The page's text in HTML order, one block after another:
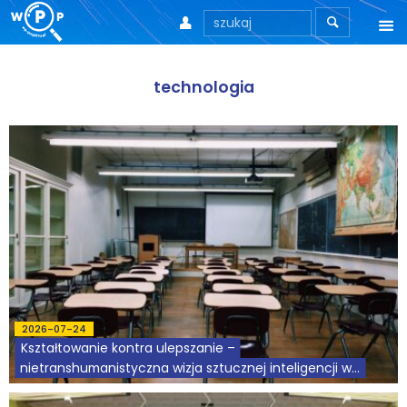

Motto
Aktualności
Wprowadzenie
Artykuły
Krytyka teorii ID
Wywiady
 
technologia
2026-07-24
Kształtowanie kontra ulepszanie –
nietranshumanistyczna wizja sztucznej inteligencji w...